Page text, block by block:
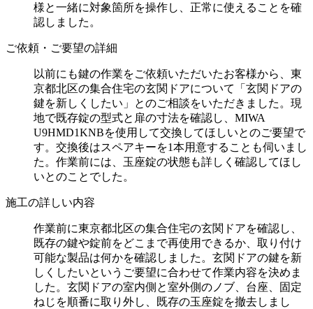
様と一緒に対象箇所を操作し、正常に使えることを確
認しました。
ご依頼・ご要望の詳細
以前にも鍵の作業をご依頼いただいたお客様から、東
京都北区の集合住宅の玄関ドアについて「玄関ドアの
鍵を新しくしたい」とのご相談をいただきました。現
地で既存錠の型式と扉の寸法を確認し、MIWA
U9HMD1KNBを使用して交換してほしいとのご要望で
す。交換後はスペアキーを1本用意することも伺いまし
た。作業前には、玉座錠の状態も詳しく確認してほし
いとのことでした。
施工の詳しい内容
作業前に東京都北区の集合住宅の玄関ドアを確認し、
既存の鍵や錠前をどこまで再使用できるか、取り付け
可能な製品は何かを確認しました。玄関ドアの鍵を新
しくしたいというご要望に合わせて作業内容を決めま
した。玄関ドアの室内側と室外側のノブ、台座、固定
ねじを順番に取り外し、既存の玉座錠を撤去しまし